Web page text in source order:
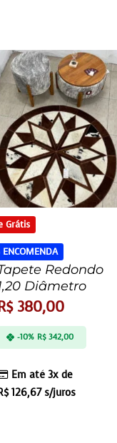
Grátis
ENCOMENDA
Redondo
Diâmetro
380,00
Em até 3x de
126,67s/juros
-10% R$ 342,00